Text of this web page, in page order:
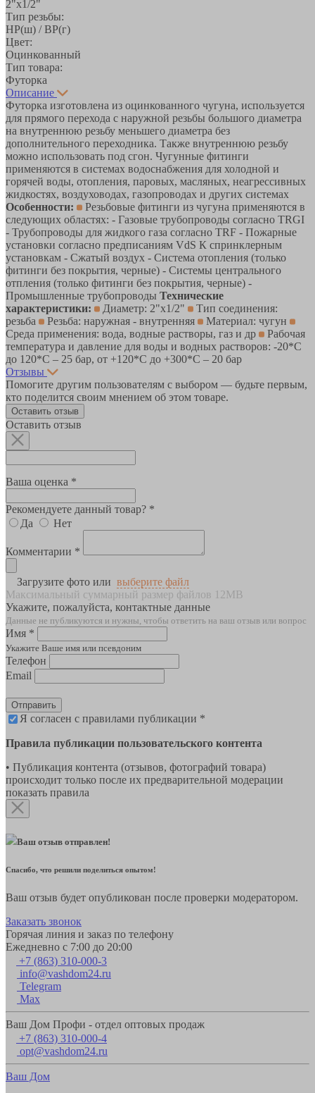
2"х1/2"
Тип резьбы:
НР(ш) / ВР(г)
Цвет:
Оцинкованный
Тип товара:
Футорка
Описание
Футорка изготовлена из оцинкованного чугуна, используется
для прямого перехода с наружной резьбы большого диаметра
на внутреннюю резьбу меньшего диаметра без
дополнительного переходника. Также внутреннюю резьбу
можно использовать под сгон. Чугунные фитинги
применяются в системах водоснабжения для холодной и
горячей воды, отопления, паровых, масляных, неагрессивных
жидкостях, воздуховодах, газопроводах и других системах
Особенности:
Резьбовые фитинги из чугуна применяются в
следующих областях: - Газовые трубопроводы согласно TRGI
- Трубопроводы для жидкого газа согласно TRF - Пожарные
установки согласно предписаниям VdS К спринклерным
установкам - Сжатый воздух - Система отопления (только
фитинги без покрытия, черные) - Системы центрального
отпления (только фитинги без покрытия, черные) -
Промышленные трубопроводы Технические
характеристики:
Диаметр: 2"х1/2"
Тип соединения:
резьба
Резьба: наружная - внутренняя
Материал: чугун
Среда применения: вода, водные растворы, газ и др
Рабочая
температура и давление для воды и водных растворов: -20*C
до 120*С – 25 бар, от +120*C до +300*С – 20 бар
Отзывы
Помогите другим пользователям с выбором — будьте первым,
кто поделится своим мнением об этом товаре.
Оставить отзыв
Оставить отзыв
Ваша оценка *
Рекомендуете данный товар? *
Да
Нет
Комментарии *
Загрузите фото или выберите файл
Максимальный суммарный размер файлов 12MB
Укажите, пожалуйста, контактные данные
Данные не публикуются и нужны, чтобы ответить на ваш отзыв или вопрос
Имя *
Укажите Ваше имя или псевдоним
Телефон
Email
Отправить
Я согласен с правилами публикации *
Правила публикации пользовательского контента
• Публикация контента (отзывов, фотографий товара)
происходит только после их предварительной модерации
показать правила
Ваш отзыв отправлен!
Спасибо, что решили поделиться опытом!
Ваш отзыв будет опубликован после проверки модератором.
Заказать звонок
Горячая линия и заказ по телефону
Ежедневно с 7:00 до 20:00
+7 (863) 310-000-3
info@vashdom24.ru
Telegram
Max
Ваш Дом Профи - отдел оптовых продаж
+7 (863) 310-000-4
opt@vashdom24.ru
Ваш Дом